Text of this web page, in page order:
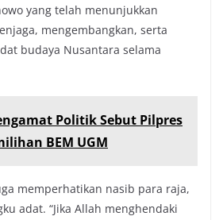
yang telah menunjukkan
mengembangkan, serta
budaya Nusantara selama
Politik Sebut Pilpres
BEM UGM
memperhatikan nasib para raja,
adat. “Jika Allah menghendaki